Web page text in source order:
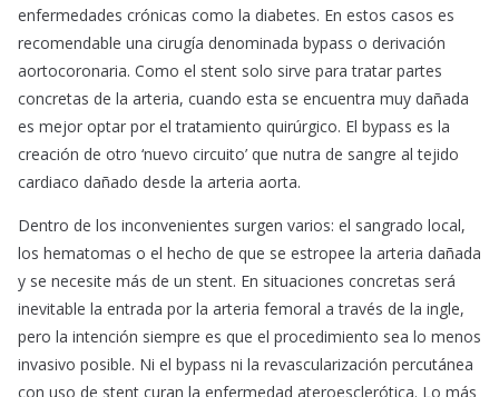
enfermedades crónicas como la diabetes. En estos casos es
recomendable una cirugía denominada bypass o derivación
aortocoronaria. Como el stent solo sirve para tratar partes
concretas de la arteria, cuando esta se encuentra muy dañada
es mejor optar por el tratamiento quirúrgico. El bypass es la
creación de otro ‘nuevo circuito’ que nutra de sangre al tejido
cardiaco dañado desde la arteria aorta.
Dentro de los inconvenientes surgen varios: el sangrado local,
los hematomas o el hecho de que se estropee la arteria dañada
y se necesite más de un stent. En situaciones concretas será
inevitable la entrada por la arteria femoral a través de la ingle,
pero la intención siempre es que el procedimiento sea lo menos
invasivo posible. Ni el bypass ni la revascularización percutánea
con uso de stent curan la enfermedad ateroesclerótica. Lo más